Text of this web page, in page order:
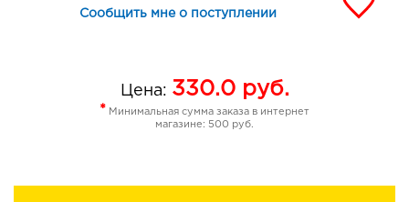
Сообщить мне о поступлении
Цена: 330.0руб.
* Минимальная сумма заказа в интернет
магазине: 500 руб.